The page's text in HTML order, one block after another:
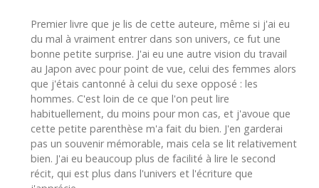
Premier livre que je lis de cette auteure, même si j'ai eu
du mal à vraiment entrer dans son univers, ce fut une
bonne petite surprise. J'ai eu une autre vision du travail
au Japon avec pour point de vue, celui des femmes alors
que j'étais cantonné à celui du sexe opposé : les
hommes. C'est loin de ce que l'on peut lire
habituellement, du moins pour mon cas, et j'avoue que
cette petite parenthèse m'a fait du bien. J'en garderai
pas un souvenir mémorable, mais cela se lit relativement
bien. J'ai eu beaucoup plus de facilité à lire le second
récit, qui est plus dans l'univers et l'écriture que